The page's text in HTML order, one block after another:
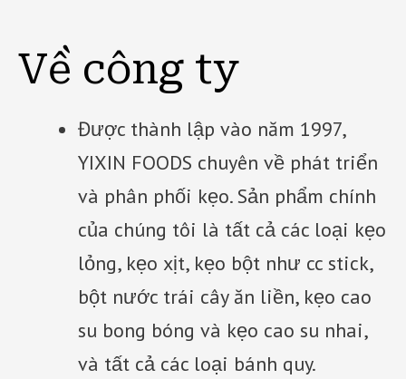
Về công ty
Được thành lập vào năm 1997,
YIXIN FOODS chuyên về phát triển
và phân phối kẹo. Sản phẩm chính
của chúng tôi là tất cả các loại kẹo
lỏng, kẹo xịt, kẹo bột như cc stick,
bột nước trái cây ăn liền, kẹo cao
su bong bóng và kẹo cao su nhai,
và tất cả các loại bánh quy.